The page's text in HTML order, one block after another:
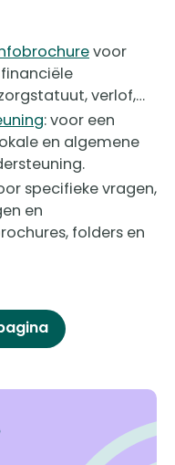
voor
verlof,…
: voor een
en algemene
specifieke vragen,
en
folders en